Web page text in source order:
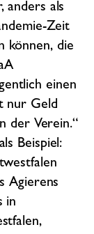
anders als
Zeit
können, die
einen
nur Geld
der Verein.“
Beispiel:
Agierens
in